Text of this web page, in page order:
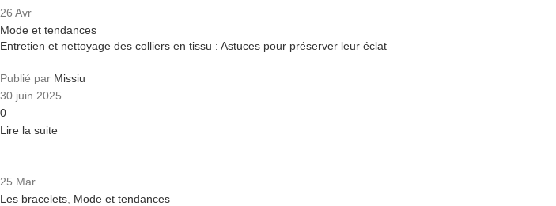
26 Avr
Mode et tendances
Entretien et nettoyage des colliers en tissu : Astuces pour préserver leur éclat
Publié par Missiu
30 juin 2025
0
Lire la suite
25 Mar
Les bracelets Mode et tendances